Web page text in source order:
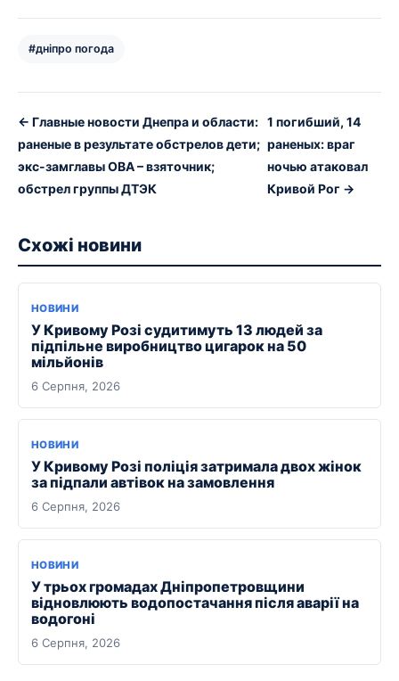
#дніпро погода
← Главные новости Днепра и области:
раненые в результате обстрелов дети;
экс-замглавы ОВА – взяточник;
обстрел группы ДТЭК
1 погибший, 14
раненых: враг
ночью атаковал
Кривой Рог →
Схожі новини
НОВИНИ
У Кривому Розі судитимуть 13 людей за
підпільне виробництво цигарок на 50
мільйонів
6 Серпня, 2026
НОВИНИ
У Кривому Розі поліція затримала двох жінок
за підпали автівок на замовлення
6 Серпня, 2026
НОВИНИ
У трьох громадах Дніпропетровщини
відновлюють водопостачання після аварії на
водогоні
6 Серпня, 2026